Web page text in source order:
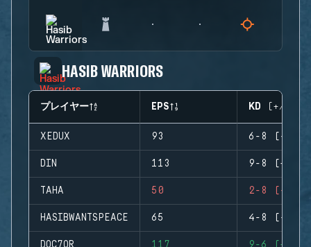
HASIB WARRIORS
プレイヤー EPS KD (+/-)
XEDUX 93 6-8 (-2)
DIN 113 9-8 (+1)
TAHA 50 2-8 (-6)
HASIBWANTSPEACE 65 4-8 (-4)